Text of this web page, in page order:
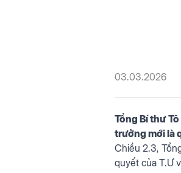
03.03.2026
Tổng Bí thư
trưởng mới là
Chiều 2.3,
quyết của T.Ư